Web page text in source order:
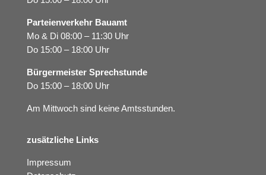
Parteienverkehr Bauamt
Mo & Di 08:00 – 11:30 Uhr
Do 15:00 – 18:00 Uhr
Bürgermeister Sprechstunde
Do 15:00 – 18:00 Uhr
Am Mittwoch sind keine Amtsstunden.
zusätzliche Links
Impressum